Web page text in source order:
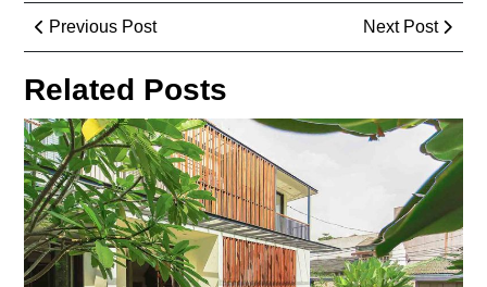
Post
navigation
Previous PostPrevious
Post
Next Post
Next
Post
Related Posts
di